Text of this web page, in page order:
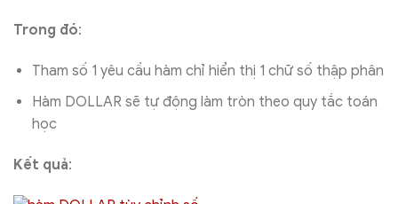
Trong đó:
Tham số 1 yêu cầu hàm chỉ hiển thị 1 chữ số thập phân
Hàm DOLLAR sẽ tự động làm tròn theo quy tắc toán
học
Kết quả: